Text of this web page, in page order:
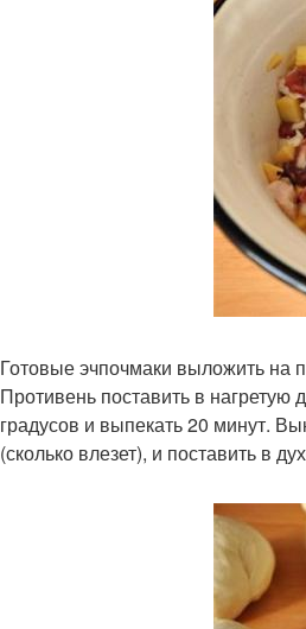
Готовые эчпочмаки выложить на
Противень поставить в нагретую
градусов и выпекать 20 минут.
(сколько влезет), и поставить в